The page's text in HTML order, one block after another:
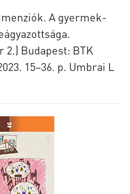
A gyermek-
2.) Budapest: BTK
Néprajztudományi Intézet, 2023. 15–36. p. Umbrai L